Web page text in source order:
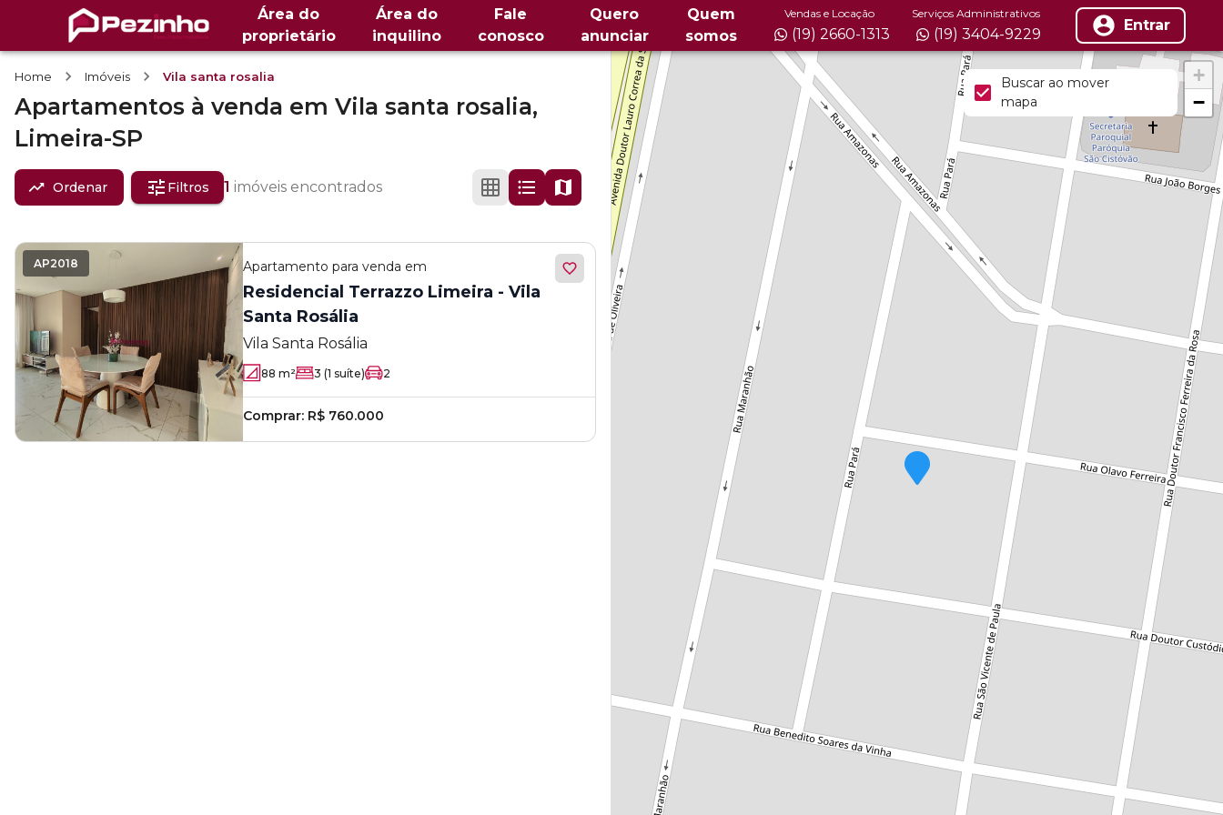
Área do
proprietário
Área do
inquilino
Fale
conosco
Quero
anunciar
Quem
somos
Vendas e Locação
(19) 2660-1313
Serviços Administrativos
(19) 3404-9229 Entrar
Home Imóveis Vila santa rosalia
Apartamentos à venda em Vila santa rosalia,
Limeira-SP
Ordenar Filtros 1 imóveis encontrados
AP2018 Apartamento para venda em
Residencial Terrazzo Limeira - Vila
Santa Rosália
Vila Santa Rosália
88 m² 3 (1 suíte) 2
Comprar: R$ 760.000
+
−
Buscar ao mover
mapa